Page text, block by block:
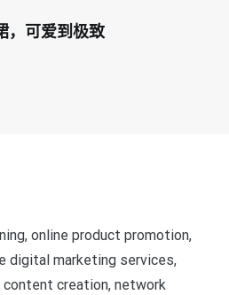
，可爱到极致
online product promotion,
digital marketing services,
content creation, network